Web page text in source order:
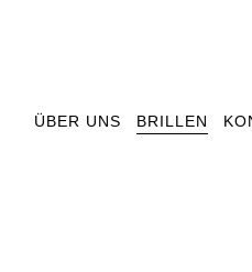
ÜBER UNS BRILLEN